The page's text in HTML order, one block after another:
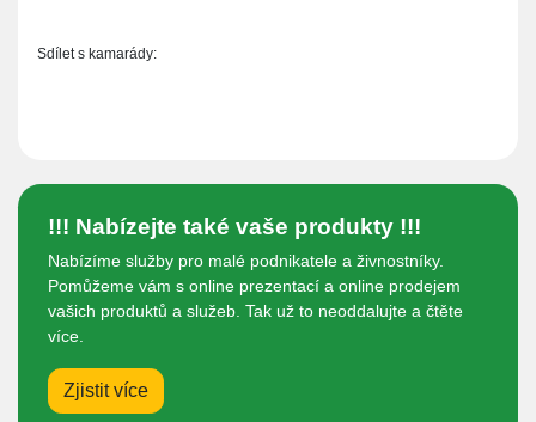
Sdílet s kamarády:
!!! Nabízejte také vaše produkty !!!
Nabízíme služby pro malé podnikatele a živnostníky.
Pomůžeme vám s online prezentací a online prodejem
vašich produktů a služeb. Tak už to neoddalujte a čtěte
více.
Zjistit více